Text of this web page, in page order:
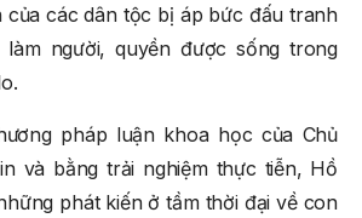
của các dân tộc bị áp bức đấu tranh
người, quyền được sống trong
pháp luận khoa học của Chủ
và bằng trải nghiệm thực tiễn, Hồ
phát kiến ở tầm thời đại về con